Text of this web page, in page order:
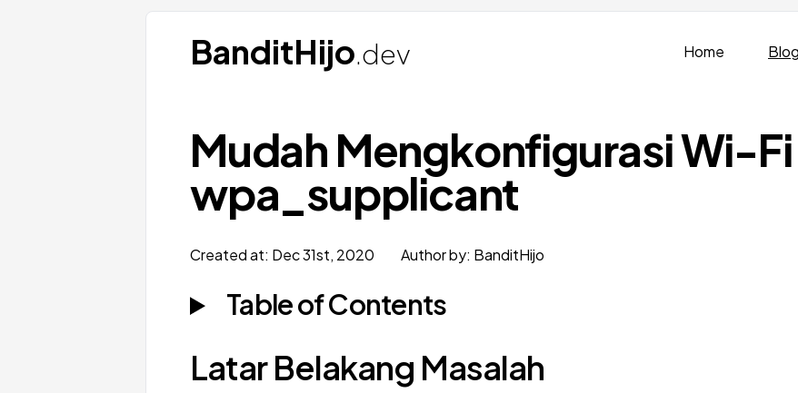
BanditHijo.dev Home Blog
Mudah Mengkonfigurasi Wi-
wpa_supplicant
Created at: Dec 31st, 2020 Author by: BanditHijo
Table of Contents
Latar Belakang Masalah